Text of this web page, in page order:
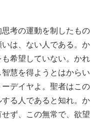
考の運動を制したもの
は、ない人である。か
希望していない。かれ
慧を得ようとはからい
デイヤよ。聖者はこの
る人であると知れ。か
ず、この無常で、欲望